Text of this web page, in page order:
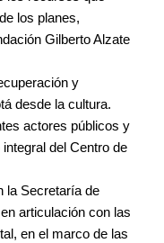
los planes,
Gilberto Alzate
y
desde la cultura.
actores públicos y
del Centro de
la Secretaría de
articulación con las
en el marco de las